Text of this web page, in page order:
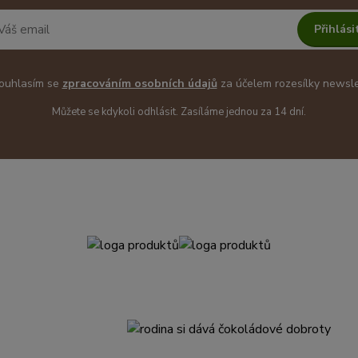
se zpracováním osobních údajů za účelem rozesílky
Můžete se kdykoli odhlásit. Zasíláme jednou za 14 dní.